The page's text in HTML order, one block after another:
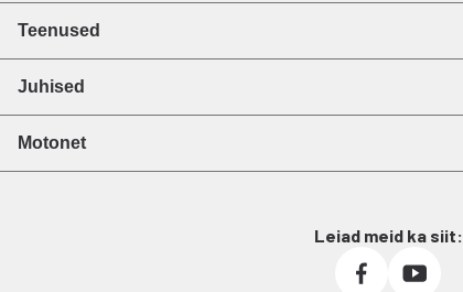
Teenused
Juhised
Motonet
Leiad meid ka siit: